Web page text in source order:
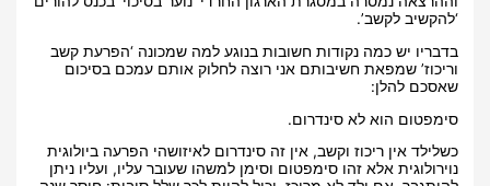
‘להקשיב לקשב’.
בדבריו יש כמה נקודות חשובות בנוגע למה שמכונה ‘הפרעת קשב
וריכוז’ שמפאת חשיבותם אני רוצה לחלוק אותם עמכם בסיכום
שאסכם להלן:
סימפטום הוא לא סינדרום.
כשלילד אין ריכוז וקשב, אין זה סינדרום לאיזושהי הפרעה ביולוגית
נוירולוגית אלא זהו סימפטום וסימן למשהו שעובר עליו, ועליו ניתן